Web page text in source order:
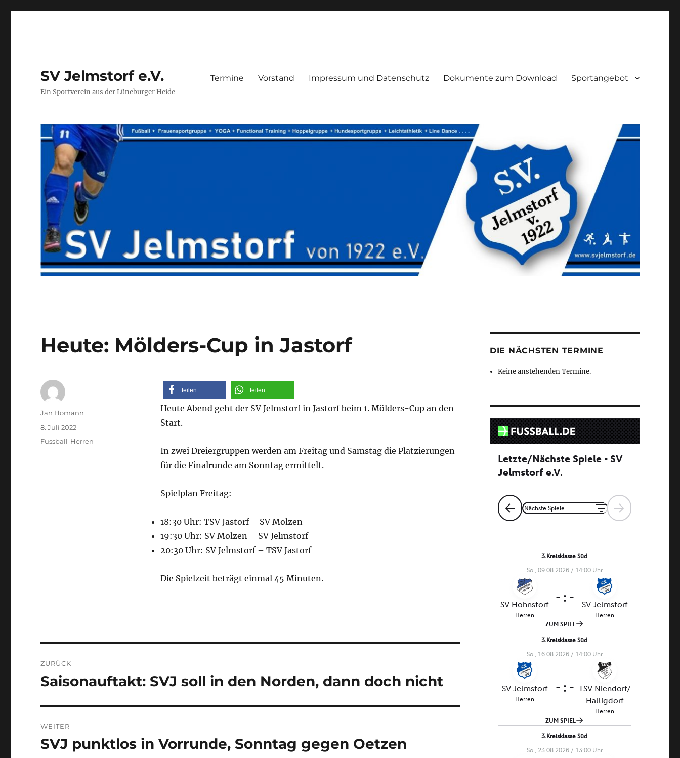
SV Jelmstorf e.V.
Ein Sportverein aus der Lüneburger Heide
Termine Vorstand Impressum und Datenschutz Dokumente zum Download Sportangebot
Heute: Mölders-Cup in Jastorf
teilen teilen
Heute Abend geht der SV Jelmstorf in Jastorf beim 1. Mölders-Cup an den
Start.
In zwei Dreiergruppen werden am Freitag und Samstag die Platzierungen
für die Finalrunde am Sonntag ermittelt.
Spielplan Freitag:
18:30 Uhr: TSV Jastorf – SV Molzen
19:30 Uhr: SV Molzen – SV Jelmstorf
20:30 Uhr: SV Jelmstorf – TSV Jastorf
Die Spielzeit beträgt einmal 45 Minuten.
Autor
Jan Homann
Veröffentlicht
8. Juli 2022
Kategorien
Fussball-Herren
ZURÜCK
Vorheriger
Saisonauftakt: SVJ soll in den Norden, dann doch nicht
WEITER
Nächster
SVJ punktlos in Vorrunde, Sonntag gegen Oetzen
DIE NÄCHSTEN TERMINE
Keine anstehenden Termine.